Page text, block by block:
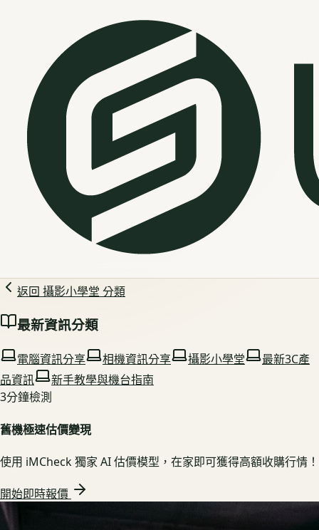
返回 攝影小學堂 分類
最新資訊分類
電腦資訊分享 相機資訊分享 攝影小學堂
最新3C產
品資訊
新手教學與機台指南
3分鐘檢測
舊機極速估價變現
使用 iMCheck 獨家 AI 估價模型，在家即可獲得高額收購行情！
開始即時報價